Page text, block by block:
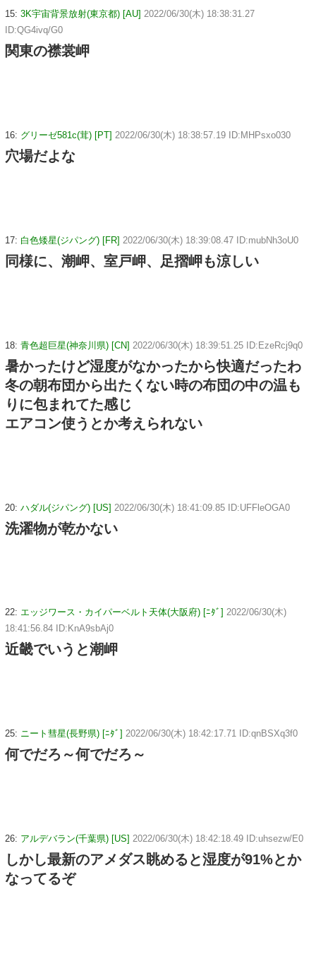
15: 3K宇宙背景放射(東京都) [AU] 2022/06/30(木) 18:38:31.27
ID:QG4ivq/G0
関東の襟裳岬
16: グリーゼ581c(茸) [PT] 2022/06/30(木) 18:38:57.19 ID:MHPsxo030
穴場だよな
17: 白色矮星(ジパング) [FR] 2022/06/30(木) 18:39:08.47 ID:mubNh3oU0
同様に、潮岬、室戸岬、足摺岬も涼しい
18: 青色超巨星(神奈川県) [CN] 2022/06/30(木) 18:39:51.25 ID:EzeRcj9q0
暑かったけど湿度がなかったから快適だったわ
冬の朝布団から出たくない時の布団の中の温も
りに包まれてた感じ
エアコン使うとか考えられない
20: ハダル(ジパング) [US] 2022/06/30(木) 18:41:09.85 ID:UFFleOGA0
洗濯物が乾かない
22: エッジワース・カイパーベルト天体(大阪府) [ﾆﾀﾞ] 2022/06/30(木)
18:41:56.84 ID:KnA9sbAj0
近畿でいうと潮岬
25: ニート彗星(長野県) [ﾆﾀﾞ] 2022/06/30(木) 18:42:17.71 ID:qnBSXq3f0
何でだろ～何でだろ～
26: アルデバラン(千葉県) [US] 2022/06/30(木) 18:42:18.49 ID:uhsezw/E0
しかし最新のアメダス眺めると湿度が91%とか
なってるぞ